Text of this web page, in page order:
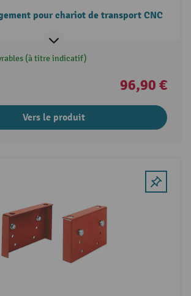
pour chariot de transport CNC
(à titre indicatif)
96,90 €
Vers le produit